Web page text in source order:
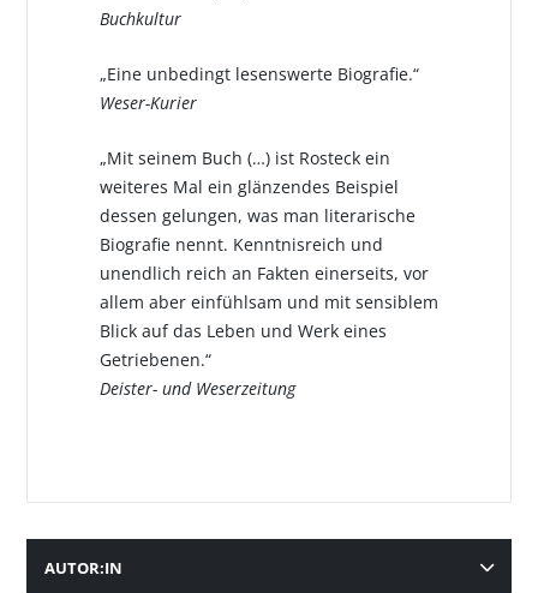
Buchkultur
„Eine unbedingt lesenswerte Biografie.“
Weser-Kurier
„Mit seinem Buch (…) ist Rosteck ein
weiteres Mal ein glänzendes Beispiel
dessen gelungen, was man literarische
Biografie nennt. Kenntnisreich und
unendlich reich an Fakten einerseits, vor
allem aber einfühlsam und mit sensiblem
Blick auf das Leben und Werk eines
Getriebenen.“
Deister- und Weserzeitung
AUTOR:IN